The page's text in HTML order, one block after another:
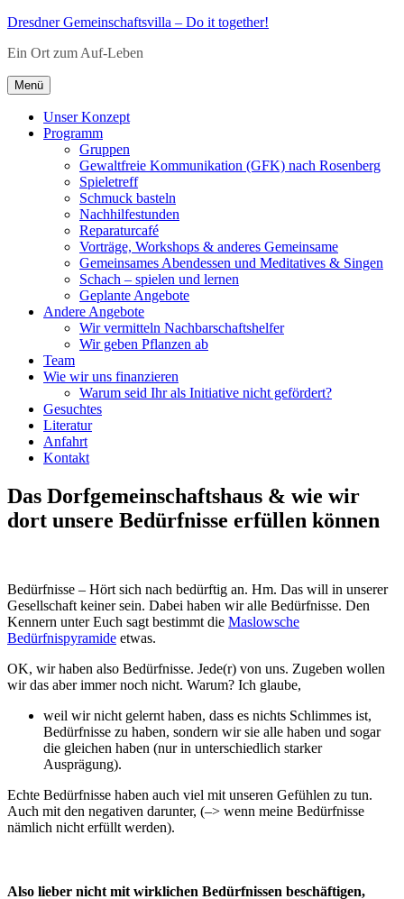
Zum
springen
Dresdner Gemeinschaftsvilla – Do it together!
Ein Ort zum Auf-Leben
Menü
Unser Konzept
Programm
Gruppen
Gewaltfreie Kommunikation (GFK) nach Rosenberg
Spieletreff
Schmuck basteln
Nachhilfestunden
Reparaturcafé
Vorträge, Workshops & anderes Gemeinsame
Gemeinsames Abendessen und Meditatives & Singen
Schach – spielen und lernen
Geplante Angebote
Andere Angebote
Wir vermitteln Nachbarschaftshelfer
Wir geben Pflanzen ab
Team
Wie wir uns finanzieren
Warum seid Ihr als Initiative nicht gefördert?
Gesuchtes
Literatur
Anfahrt
Kontakt
Das Dorfgemeinschaftshaus & wie wir
dort unsere Bedürfnisse erfüllen können
Bedürfnisse – Hört sich nach bedürftig an. Hm. Das will in unserer
Gesellschaft keiner sein. Dabei haben wir alle Bedürfnisse. Den
Kennern unter Euch sagt bestimmt die Maslowsche
Bedürfnispyramide etwas.
OK, wir haben also Bedürfnisse. Jede(r) von uns. Zugeben wollen
wir das aber immer noch nicht. Warum? Ich glaube,
weil wir nicht gelernt haben, dass es nichts Schlimmes ist,
Bedürfnisse zu haben, sondern wir sie alle haben und sogar
die gleichen haben (nur in unterschiedlich starker
Ausprägung).
Echte Bedürfnisse haben auch viel mit unseren Gefühlen zu tun.
Auch mit den negativen darunter, (–> wenn meine Bedürfnisse
nämlich nicht erfüllt werden).
Also lieber nicht mit wirklichen Bedürfnissen beschäftigen,